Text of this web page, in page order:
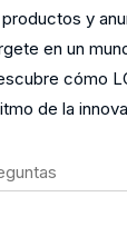
y
en un
cómo
de la